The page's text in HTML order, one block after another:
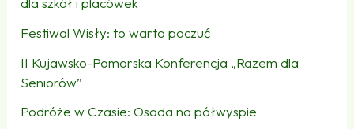
Festiwal Wisły: to warto poczuć
II Kujawsko-Pomorska Konferencja „Razem dla
Seniorów”
Podróże w Czasie: Osada na półwyspie